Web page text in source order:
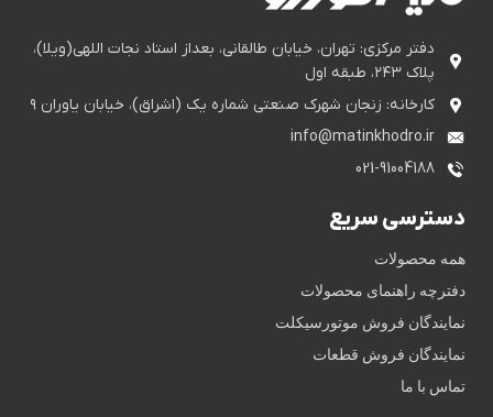
دفتر مرکزی: تهران، خیابان طالقانی، بعداز استاد نجات اللهی(ویلا)،
پلاک ۲۴۳، طبقه اول
کارخانه: زنجان شهرک صنعتی شماره یک (اشراق)، خیابان یاوران ۹
info@matinkhodro.ir
021-91004188
دسترسی سریع
همه محصولات
دفترچه راهنمای محصولات
نمایندگان فروش موتورسیکلت
نمایندگان فروش قطعات
تماس با ما